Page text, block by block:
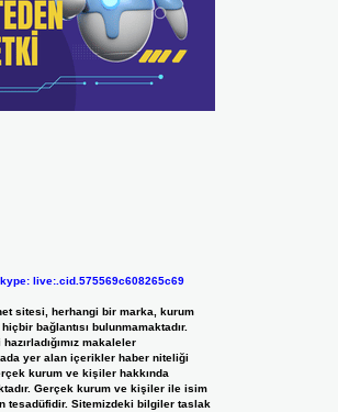
live:.cid.575569c608265c69
sitesi, herhangi bir marka, kurum
bağlantısı bulunmamaktadır.
makaleler
yer alan içerikler haber niteliği
kurum ve kişiler hakkında
Gerçek kurum ve kişiler ile isim
tesadüfidir. Sitemizdeki bilgiler taslak